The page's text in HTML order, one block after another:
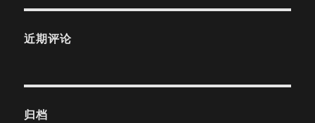
近期评论
归档